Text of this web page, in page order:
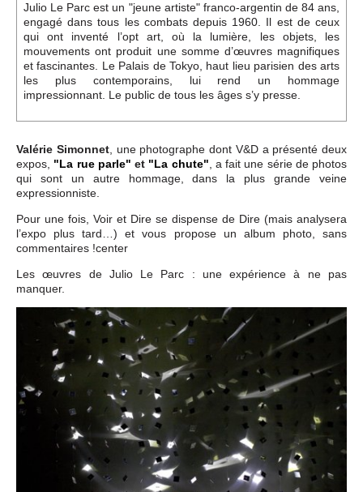
Événements
Sacré
Cousinages
Julio Le Parc est un "jeune artiste" franco-argentin de 84 ans,
engagé dans tous les combats depuis 1960. Il est de ceux
qui ont inventé l’opt art, où la lumière, les objets, les
mouvements ont produit une somme d’œuvres magnifiques
et fascinantes. Le Palais de Tokyo, haut lieu parisien des arts
les plus contemporains, lui rend un hommage
impressionnant. Le public de tous les âges s’y presse.
Valérie Simonnet, une photographe dont V&D a présenté deux
expos, "La rue parle" et "La chute" , a fait une série de photos
qui sont un autre hommage, dans la plus grande veine
expressionniste.
Pour une fois, Voir et Dire se dispense de Dire (mais analysera
l’expo plus tard…) et vous propose un album photo, sans
commentaires !center
Les œuvres de Julio Le Parc : une expérience à ne pas
manquer.